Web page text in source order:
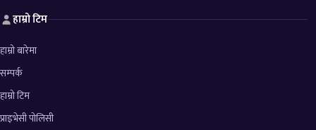
हाम्रो टिम
हाम्रो बारेमा
सम्पर्क
हाम्रो टिम
प्राइभेसी पोलिसी